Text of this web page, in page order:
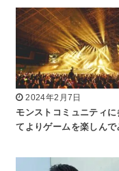
2024年2月7日
モンストコミュニティに
てよりゲームを楽しんで